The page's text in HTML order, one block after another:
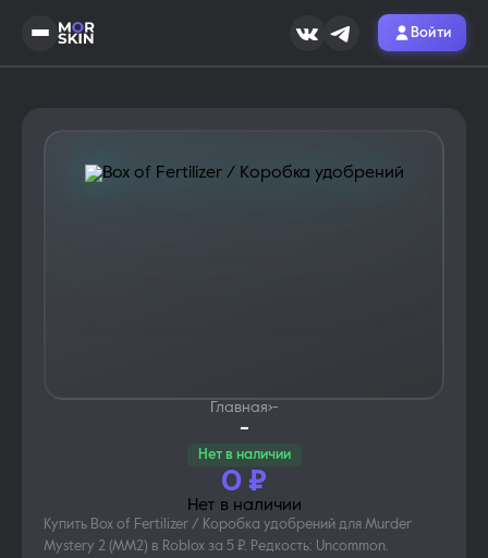
Войти
Главная›-
-
Нет в наличии
0 ₽
Нет в наличии
Купить Box of Fertilizer / Коробка удобрений для Murder
Mystery 2 (MM2) в Roblox за 5 ₽. Редкость: Uncommon.